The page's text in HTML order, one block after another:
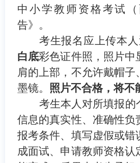
中小学教师资格考试
告》。
考生报名应上传本
白底彩色证件照，照片中
肩的上部，不允许戴帽子
墨镜。 照片不合格，将不
考生本人对所填报的
信息的真实性、准确性负
报考条件、填写虚假或错
成面试、申请教师资格认